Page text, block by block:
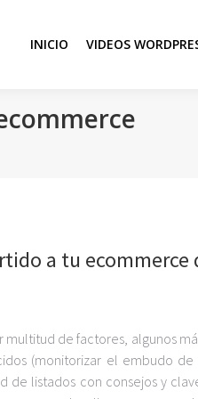
INICIO VIDEOS
a tu
de factores, algunos
(monitorizar el embudo
listados con consejos y